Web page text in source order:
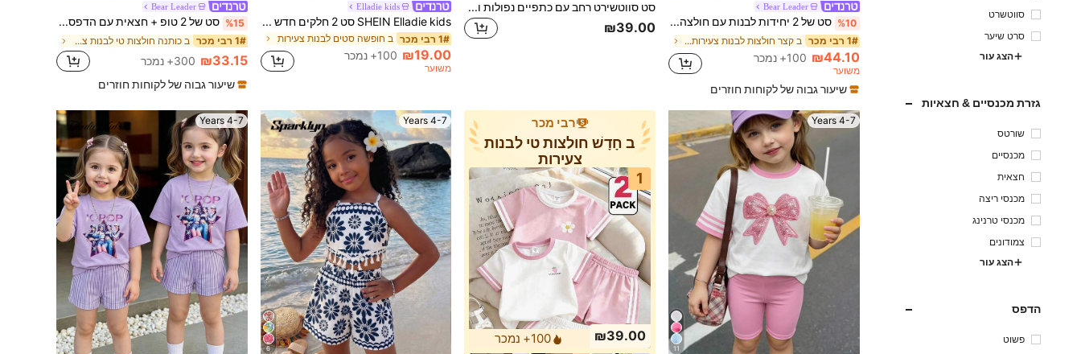
סווטשרט
סרט שיער
הצג עור
גזרת מכנסיים & חצאיות
שורטס
מכנסיים
חצאית
מכנסי ריצה
מכנסי טרנינג
צמודונים
הצג עור
הדפס
פשוט
Bear Leader
%10 סט של 2 יחידות לבנות עם חולצה וחצאית וצווארון רקמה, קז'ואל ואופנתי, סתיו/חורף/אביב
1# רבי מכר ב קצר חולצות לבנות צעירות בשילוב שילובים
₪44.10 100+ נמכר
משוער
שיעור גבוה של לקוחות חוזרים
סט סווטשירט רחב עם כתפיים נפולות ושרוול ארוך וסווטפנטס רחב עם קפלים לילדות צעירות
₪39.00
Elladie kids
SHEIN Elladie kids סט 2 חלקים חדש ורענן בסגנון פסטורלי עדין עם הדפס פרחים קטנים לבנות צעירות, גופייה ללא שרוולים עם קישוט פפיון ורוד + מכנסיים ארוכים רחבים מבד טקסטורלי ורוד, הופעה יומית מתוקה חמודה ומסוגננת לקיץ
1# רבי מכר ב חופשה סטים לבנות צעירות
₪19.00 100+ נמכר
משוער
Bear Leader
%15 סט של 2 טופ + חצאית עם הדפס פפיון לילדה צעירה עם צווארון פיטר פן ושרוולים ארוכים
1# רבי מכר ב כותנה חולצות טי לבנות צעירות
₪33.15 300+ נמכר
שיעור גבוה של לקוחות חוזרים
4-7 Years
11
רבי מכר
ב חָדָשׁ חולצות טי לבנות
צעירות
1
₪39.00
100+ נמכר
4-7 Years
6
4-7 Years